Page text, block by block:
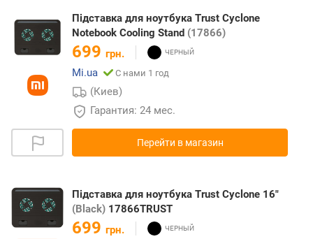
Підставка для ноутбука Trust Cyclone
Notebook Cooling Stand (17866)
699 грн.
Mi.ua
С нами 1 год
(Киев)
Гарантия: 24 мес.
Перейти в магазин
Підставка для ноутбука Trust Cyclone 16"
(Black) 17866TRUST
699 грн.